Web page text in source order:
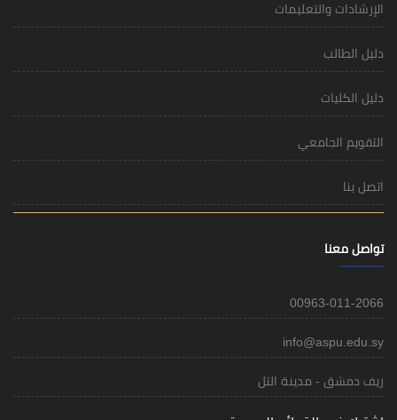
الإرشادات والتعليمات
دليل الطالب
دليل الكليات
التقويم الجامعي
اتصل بنا
تواصل معنا
00963-011-2066
info@aspu.edu.sy
ريف دمشق - مدينة التل